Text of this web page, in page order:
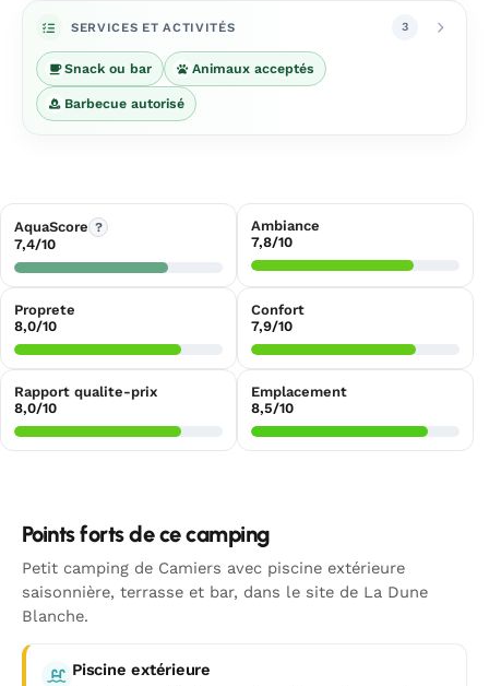
SERVICES ET ACTIVITÉS 3
Snack ou bar Animaux acceptés
Barbecue autorisé
AquaScore ?
7,4/10
Ambiance
7,8/10
Proprete
8,0/10
Confort
7,9/10
Rapport qualite-prix
8,0/10
Emplacement
8,5/10
Points forts de ce camping
Petit camping de Camiers avec piscine extérieure
saisonnière, terrasse et bar, dans le site de La Dune
Blanche.
Piscine extérieure